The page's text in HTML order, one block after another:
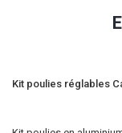
Kit poulies réglables